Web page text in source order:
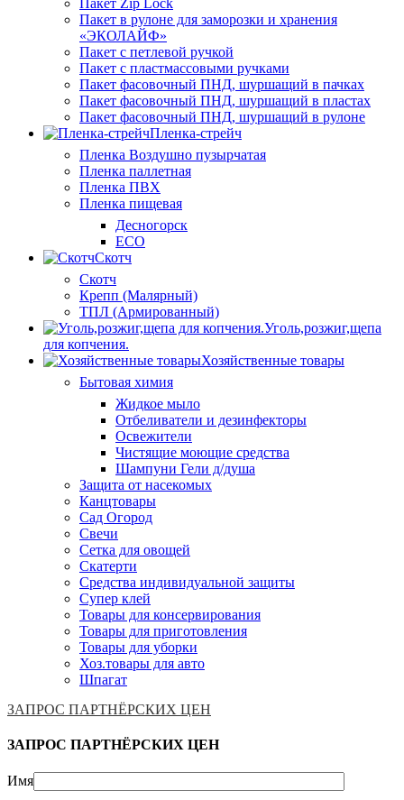
Пакет в рулоне для заморозки и хранения
«ЭКОЛАЙФ»
Пакет с петлевой ручкой
Пакет с пластмассовыми ручками
Пакет фасовочный ПНД, шуршащий в пачках
Пакет фасовочный ПНД, шуршащий в пластах
Пакет фасовочный ПНД, шуршащий в рулоне
Пленка-стрейч
Пленка Воздушно пузырчатая
Пленка паллетная
Пленка ПВХ
Пленка пищевая
Десногорск
ECO
Скотч
Скотч
Крепп (Малярный)
ТПЛ (Армированный)
Уголь,розжиг,щепа
для копчения.
Хозяйственные товары
Бытовая химия
Жидкое мыло
Отбеливатели и дезинфекторы
Освежители
Чистящие моющие средства
Шампуни Гели д/душа
Защита от насекомых
Канцтовары
Сад Огород
Свечи
Сетка для овощей
Скатерти
Средства индивидуальной защиты
Супер клей
Товары для консервирования
Товары для приготовления
Товары для уборки
Хоз.товары для авто
Шпагат
ЗАПРОС ПАРТНЁРСКИХ ЦЕН
ЗАПРОС ПАРТНЁРСКИХ ЦЕН
Имя